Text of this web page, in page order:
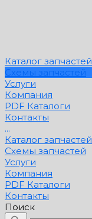
Каталог запчастей
Схемы запчастей
Услуги
Компания
PDF Каталоги
Контакты
...
Каталог запчастей
Схемы запчастей
Услуги
Компания
PDF Каталоги
Контакты
Поиск